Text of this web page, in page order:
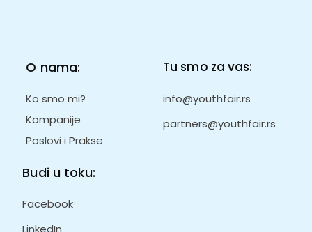
O nama:
Ko smo mi?
Kompanije
Poslovi i Prakse
Tu smo za vas:
info@youthfair.rs
partners@youthfair.rs
Budi u toku:
Facebook
LinkedIn